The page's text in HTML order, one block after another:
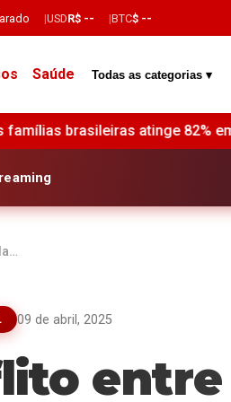
USDR$ -- BTC$ --
Saúde Todas as categorias ▾
82% em julho, maior nível
09 de abril, 2025